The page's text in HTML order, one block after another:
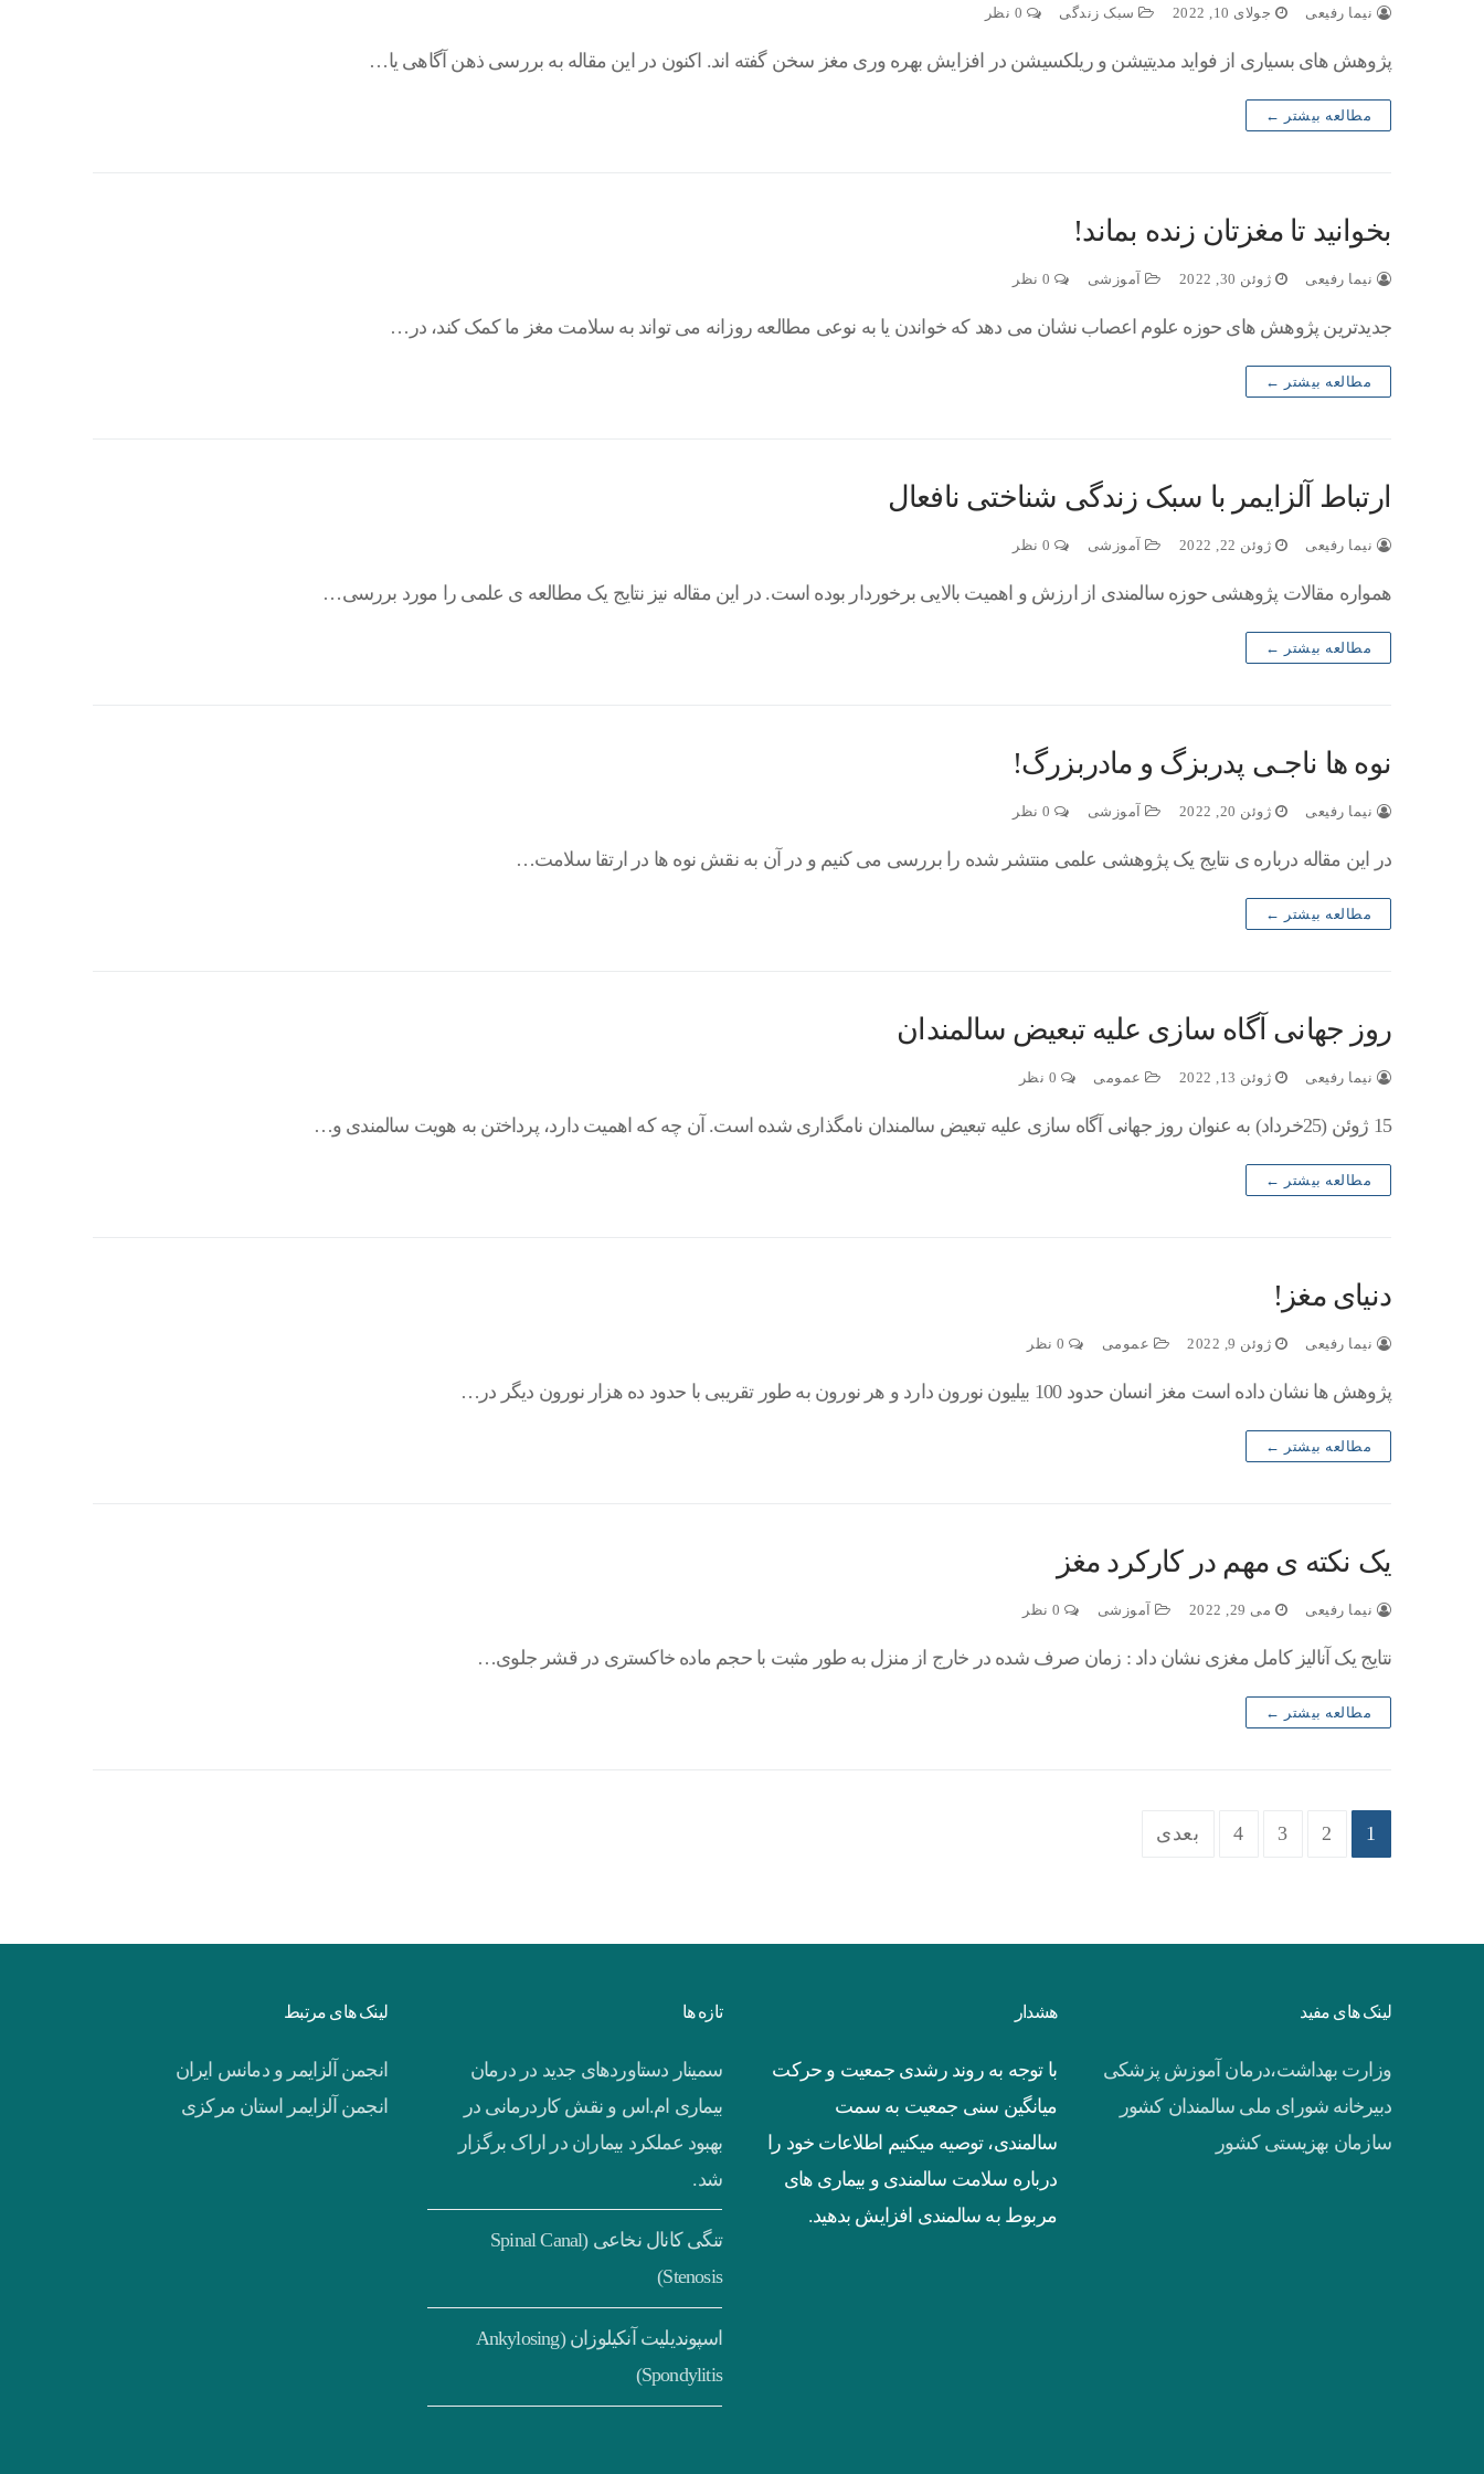
نیما رفیعی جولای 10, 2022 سبک زندگی
پژوهش های بسیاری از فواید مدیتیشن و ریلکسیشن در افزایش بهره وری مغز سخن گفته اند. اکنون در این مقاله به بررسی ذهن آگاهی یا…
مطالعه بیشتر ←
بخوانید تا مغزتان زنده بماند!
نیما رفیعی ژوئن 30, 2022 آموزشی
جدیدترین پژوهش های حوزه علوم اعصاب نشان می دهد که خواندن یا به نوعی مطالعه روزانه می تواند به سلامت مغز ما کمک کند، در…
مطالعه بیشتر ←
ارتباط آلزایمر با سبک زندگی شناختی نافعال
نیما رفیعی ژوئن 22, 2022 آموزشی
همواره مقالات پژوهشی حوزه سالمندی از ارزش و اهمیت بالایی برخوردار بوده است. در این مقاله نیز نتایج یک مطالعه ی علمی را مورد بررسی…
مطالعه بیشتر ←
نوه ها ناجـی پدربزگ و مادربزرگ!
نیما رفیعی ژوئن 20, 2022 آموزشی
در این مقاله درباره ی نتایج یک پژوهشی علمی منتشر شده را بررسی می کنیم و در آن به نقش نوه ها در ارتقا سلامت…
مطالعه بیشتر ←
روز جهانی آگاه سازی علیه تبعیض سالمندان
نیما رفیعی ژوئن 13, 2022 عمومی
15 ژوئن (25خرداد) به عنوان روز جهانی آگاه سازی علیه تبعیض سالمندان نامگذاری شده است. آن چه که اهمیت دارد، پرداختن به هویت سالمندی و…
مطالعه بیشتر ←
دنیای مغز!
نیما رفیعی ژوئن 9, 2022 عمومی
پژوهش ها نشان داده است مغز انسان حدود 100 بیلیون نورون دارد و هر نورون به طور تقریبی با حدود ده هزار نورون دیگر در…
مطالعه بیشتر ←
یک نکته ی مهم در کارکرد مغز
نیما رفیعی می 29, 2022 آموزشی
نتایج یک آنالیز کامل مغزی نشان داد : زمان صرف شده در خارج از منزل به طور مثبت با حجم ماده خاکستری در قشر جلوی…
مطالعه بیشتر ←
1
2
3
4 بعدی
لینک های مفید
وزارت بهداشت،درمان آموزش پزشکی
دبیرخانه شورای ملی سالمندان کشور
سازمان بهزیستی کشور
هشدار
با توجه به روند رشدی جمعیت و حرکت
میانگین سنی جمعیت به سمت
سالمندی، توصیه میکنیم اطلاعات خود را
درباره سلامت سالمندی و بیماری های
مربوط به سالمندی افزایش بدهید.
تازه ها
سمینار دستاوردهای جدید در درمان
بیماری ام.اس و نقش کاردرمانی در
بهبود عملکرد بیماران در اراک برگزار
شد.
تنگی کانال نخاعی (Spinal Canal
Stenosis)
اسپوندیلیت آنکیلوزان (Ankylosing
Spondylitis)
لینک های مرتبط
انجمن آلزایمر و دمانس ایران
انجمن آلزایمر استان مرکزی